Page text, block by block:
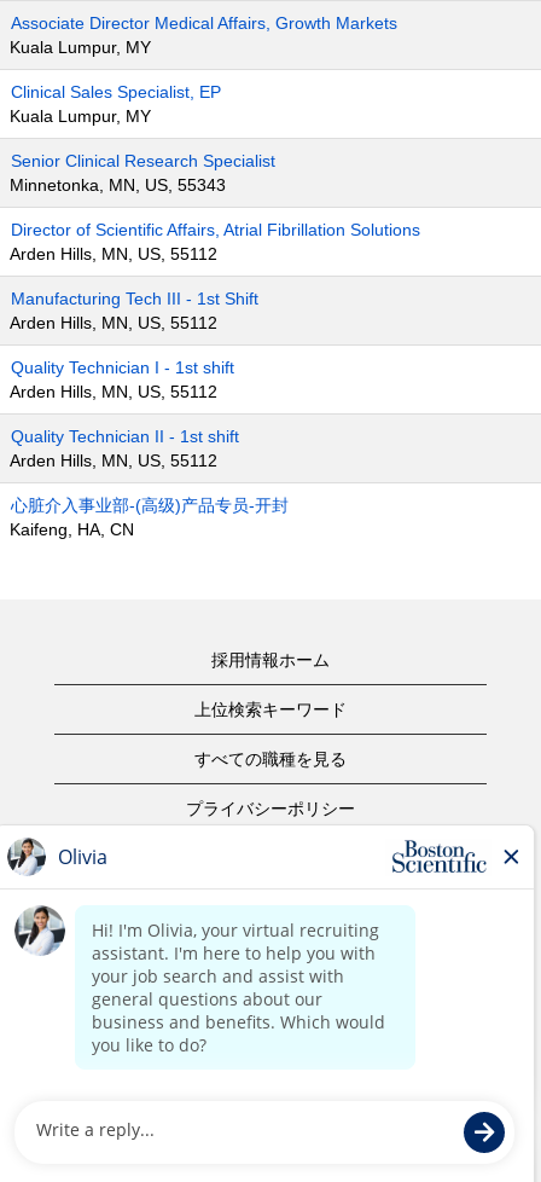
Associate Director Medical Affairs, Growth Markets
Kuala Lumpur, MY
Clinical Sales Specialist, EP
Kuala Lumpur, MY
Senior Clinical Research Specialist
Minnetonka, MN, US, 55343
Director of Scientific Affairs, Atrial Fibrillation Solutions
Arden Hills, MN, US, 55112
Manufacturing Tech III - 1st Shift
Arden Hills, MN, US, 55112
Quality Technician I - 1st shift
Arden Hills, MN, US, 55112
Quality Technician II - 1st shift
Arden Hills, MN, US, 55112
心脏介入事业部-(高级)产品专员-开封
Kaifeng, HA, CN
採用情報ホーム
上位検索キーワード
すべての職種を見る
プライバシーポリシー
著作権表示
お問合せ
ボストン・サイエンティフィックウェブサイトホーム